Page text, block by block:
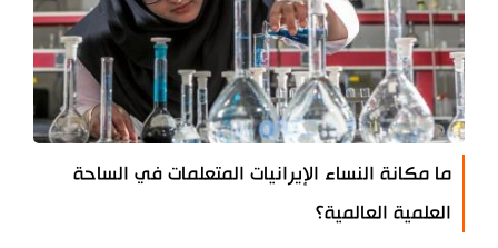
ما مكانة النساء الإيرانيات المتعلمات في الساحة
العلمية العالمية؟